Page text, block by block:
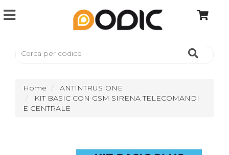
Home
ANTINTRUSIONE
KIT BASIC CON GSM SIRENA TELECOMANDI
E CENTRALE